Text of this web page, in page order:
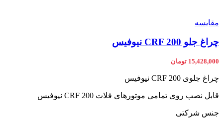
مقایسه
چراغ جلو CRF 200 نیوفیس
15,428,000 تومان
چراغ جلوی CRF 200 نیوفیس
قابل نصب روی تمامی موتورهای فلات CRF 200 نیوفیس
جنس شرکتی